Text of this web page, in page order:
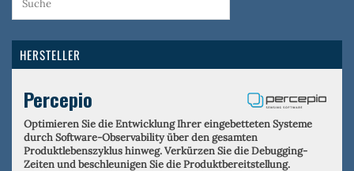
HERSTELLER
Percepio
Optimieren Sie die Entwicklung Ihrer eingebetteten Systeme
durch Software-Observability über den gesamten
Produktlebenszyklus hinweg. Verkürzen Sie die Debugging-
Zeiten und beschleunigen Sie die Produktbereitstellung.